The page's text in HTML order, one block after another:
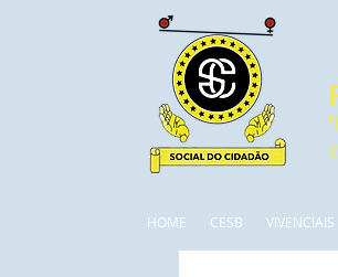
HOME CESB VIVENCIAIS